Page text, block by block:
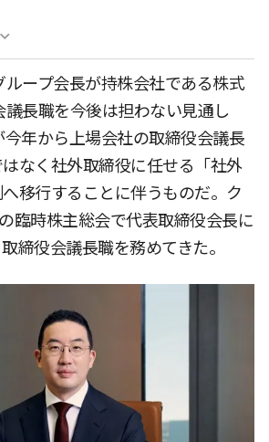
ループ会長が持株会社である株式
議長職を今後は担わない見通し
今年から上場会社の取締役会議長
なく社外取締役に任せる「社外
移行することに伴うものだ。ク
臨時株主総会で代表取締役会長に
締役会議長職を務めてきた。